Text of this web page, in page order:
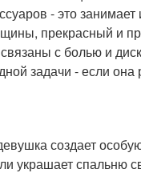
- это занимает
прекрасный и
с болью и
задачи - если
создает
украшает спальню